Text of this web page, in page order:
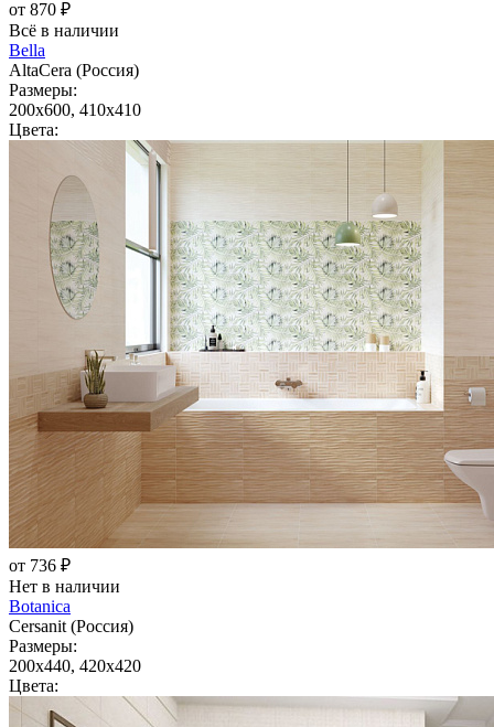
от 870 ₽
Всё в наличии
Bella
AltaCera (Россия)
Размеры:
200x600, 410x410
Цвета:
от 736 ₽
Нет в наличии
Botanica
Cersanit (Россия)
Размеры:
200x440, 420x420
Цвета: